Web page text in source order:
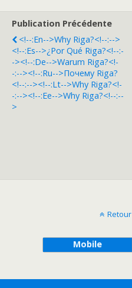
Publication Précédente
<!--:en-->Why Riga?<!--:-->
<!--:es-->¿Por Qué Riga?<!--:-
-><!--:de-->Warum Riga?<!-
-:--><!--:ru-->Почему Riga?
<!--:--><!--:lt-->Why Riga?<!-
-:--><!--:ee-->Why Riga?<!--:--
>
Mobile